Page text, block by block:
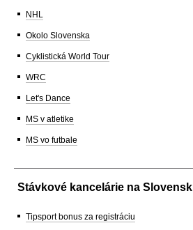
NHL
Okolo Slovenska
Cyklistická World Tour
WRC
Let's Dance
MS v atletike
MS vo futbale
Stávkové kancelárie na
Tipsport bonus za registráciu